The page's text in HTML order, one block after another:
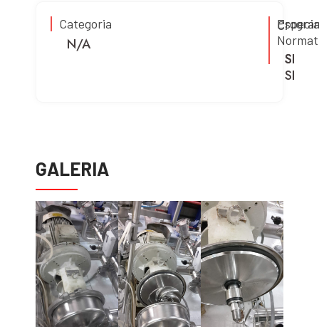
Categoria
N/A
SI
SI
C.
SI
GALERIA